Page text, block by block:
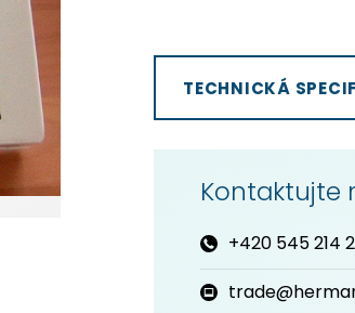
TECHNICKÁ
Kontaktujte
+420 545 214